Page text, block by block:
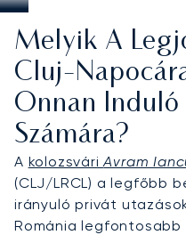
Melyik A
Cluj-
Onnan
Számára?
A kolozsváriAvram
(CLJ/LRCL) a legfőbb
irányuló privát
Románia